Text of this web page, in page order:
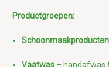
Productgroepen:
Schoonmaakproducten
Vaatwas – handafwas